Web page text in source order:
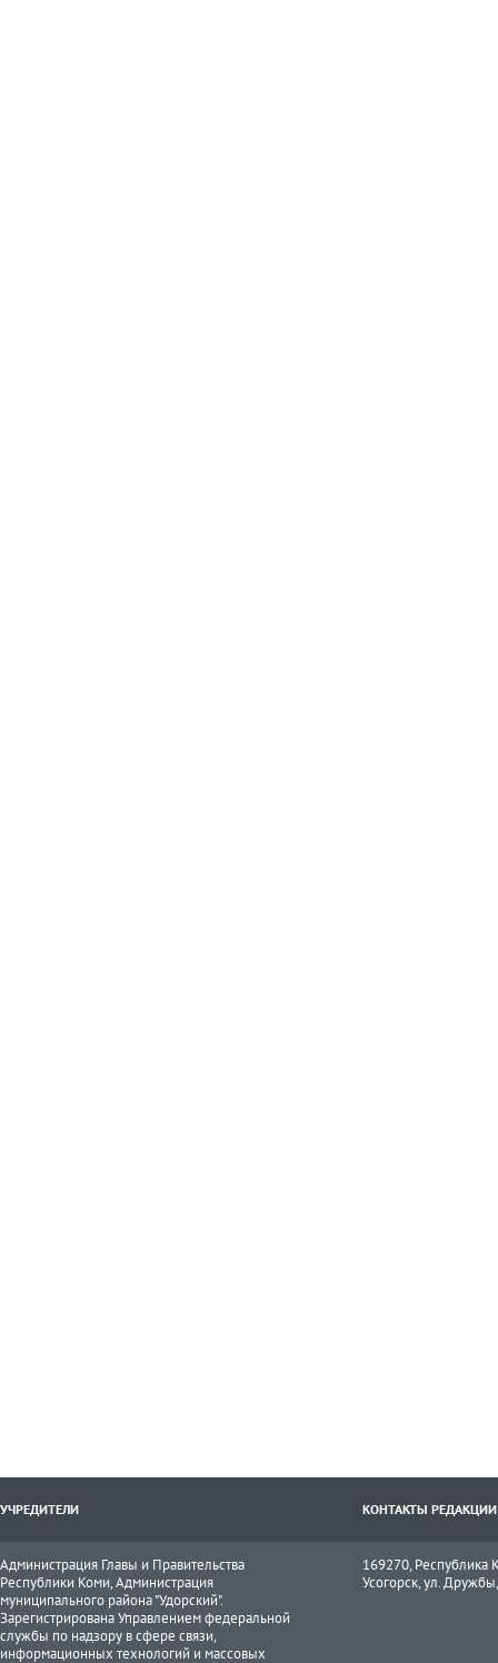
УЧРЕДИТЕЛИ КОНТАКТЫ РЕДАКЦИИ
Администрация Главы и Правительства
Республики Коми, Администрация
муниципального района "Удорский".
Зарегистрирована Управлением федеральной
службы по надзору в сфере связи,
информационных технологий и массовых
169270, Республика
Усогорск, ул.